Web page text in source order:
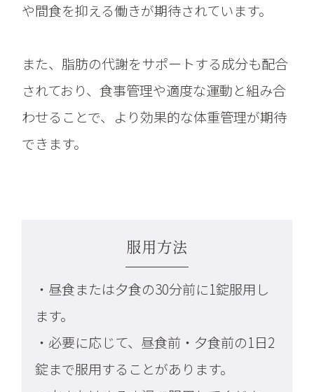
や間食を抑える働きが期待されています。
また、脂肪の代謝をサポートする成分も配合
されており、食事管理や適度な運動と組み合
わせることで、より効果的な体重管理が期待
できます。
服用方法
・昼食または夕食の30分前に1錠服用し
ます。
・必要に応じて、昼食前・夕食前の1日2
錠まで服用することがあります。